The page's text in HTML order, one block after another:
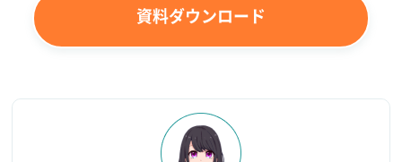
資料ダウンロード